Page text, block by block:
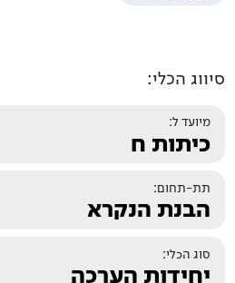
סיווג הכלי:
מיועד ל:
כיתות ח
תת-תחום:
הבנת הנקרא
סוג הכלי:
יחידות הערכה